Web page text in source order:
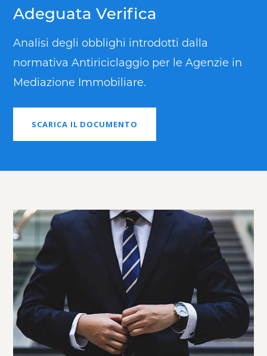
Adeguata Verifica
Analisi degli obblighi introdotti dalla
normativa Antiriciclaggio per le Agenzie in
Mediazione Immobiliare.
SCARICA IL DOCUMENTO